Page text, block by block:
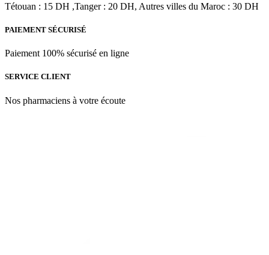
Tétouan : 15 DH ,Tanger : 20 DH, Autres villes du Maroc : 30 DH
PAIEMENT SÉCURISÉ
Paiement 100% sécurisé en ligne
SERVICE CLIENT
Nos pharmaciens à votre écoute